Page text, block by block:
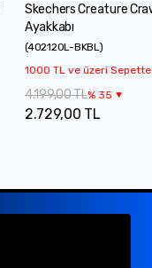
Skechers Creature
Ayakkabı
(402120L-BKBL)
1000 TL ve üzeri
4.199,00 TL% 35
2.729,00 TL